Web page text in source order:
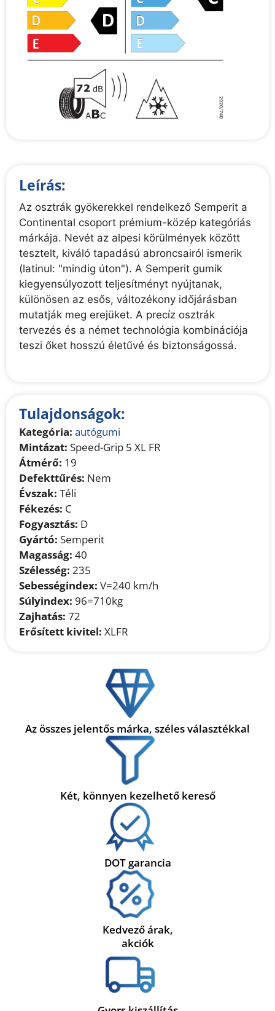
Leírás:
Az osztrák gyökerekkel rendelkező Semperit a
Continental csoport prémium-közép kategóriás
márkája. Nevét az alpesi körülmények között
tesztelt, kiváló tapadású abroncsairól ismerik
(latinul: "mindig úton"). A Semperit gumik
kiegyensúlyozott teljesítményt nyújtanak,
különösen az esős, változékony időjárásban
mutatják meg erejüket. A precíz osztrák
tervezés és a német technológia kombinációja
teszi őket hosszú életűvé és biztonságossá.
Tulajdonságok:
Kategória: autógumi
Mintázat: Speed-Grip 5 XL FR
Átmérő: 19
Defekttűrés: Nem
Évszak: Téli
Fékezés: C
Fogyasztás: D
Gyártó: Semperit
Magasság: 40
Szélesség: 235
Sebességindex: V=240 km/h
Súlyindex: 96=710kg
Zajhatás: 72
Erősített kivitel: XLFR
Az összes jelentős márka, széles választékkal
Két, könnyen kezelhető kereső
DOT garancia
Kedvező árak,
akciók